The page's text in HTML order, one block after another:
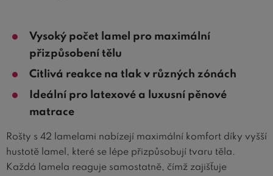
Vysoký počet lamel pro maximální
přizpůsobení tělu
Citlivá reakce na tlak v různých zónách
Ideální pro latexové a luxusní pěnové
matrace
Rošty s 42 lamelami nabízejí maximální komfort díky vyšší
hustotě lamel, které se lépe přizpůsobují tvaru těla.
Každá lamela reaguje samostatně, čímž zajišťuje